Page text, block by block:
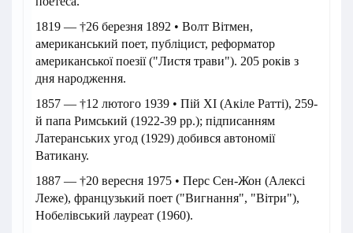
1819 — †26 березня 1892 • Волт Вітмен,
американський поет, публіцист, реформатор
американської поезії ("Листя трави"). 205 років з
дня народження.
1857 — †12 лютого 1939 • Пій XI (Акіле Ратті), 259-
й папа Римський (1922-39 рр.); підписанням
Латеранських угод (1929) добився автономії
Ватикану.
1887 — †20 вересня 1975 • Перс Сен-Жон (Алексі
Леже), французький поет ("Вигнання", "Вітри"),
Нобелівський лауреат (1960).